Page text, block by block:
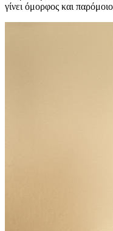
γίνει όμορφος και